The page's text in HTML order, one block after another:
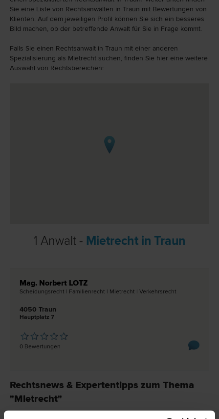
Sie eine Liste von Rechtsanwälten in Traun mit Bewertungen von
Klienten. Auf dem jeweiligen Profil können Sie sich ein besseres
Bild machen, ob der betreffende Anwalt für Sie in Frage kommt.
Falls Sie einen Rechtsanwalt in Traun mit einer anderen
Spezialisierung als Mietrecht suchen, finden Sie hier eine weitere
Auswahl von Rechtsbereichen:
1 Anwalt - Mietrecht in Traun
Mag. Norbert LOTZ
Scheidungs­recht | Familien­recht | Miet­recht | Verkehrs­recht
4050 Traun
Hauptplatz 7
0 Bewertungen
Rechtsnews & Expertentipps zum Thema
"Mietrecht"